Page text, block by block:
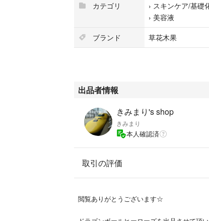
カテゴリ
› スキンケア/基礎
› 美容液
ブランド
草花木果
出品者情報
きみまり's shop
きみまり
本人確認済
取引の評価
閲覧ありがとうございます☆